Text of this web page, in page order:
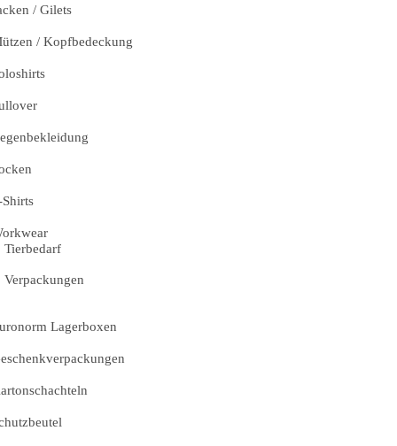
/ Gilets
/ Kopfbedeckung
Shirts
Tierbedarf
Verpackungen
Lagerboxen